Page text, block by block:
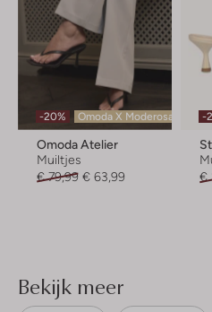
-20% Omoda X Moderosa
Omoda Atelier
Muiltjes
€ 79,99 € 63,99
-
€
Bekijk meer